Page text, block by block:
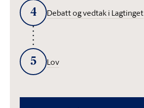
4 Debatt og vedtak i Lagtinget
5 Lov